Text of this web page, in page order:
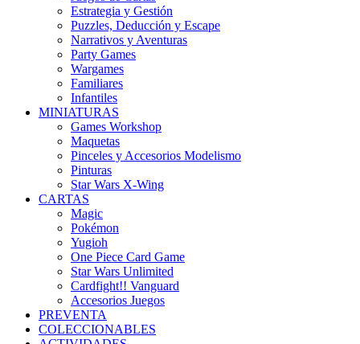
Estrategia y Gestión
Puzzles, Deducción y Escape
Narrativos y Aventuras
Party Games
Wargames
Familiares
Infantiles
MINIATURAS
Games Workshop
Maquetas
Pinceles y Accesorios Modelismo
Pinturas
Star Wars X-Wing
CARTAS
Magic
Pokémon
Yugioh
One Piece Card Game
Star Wars Unlimited
Cardfight!! Vanguard
Accesorios Juegos
PREVENTA
COLECCIONABLES